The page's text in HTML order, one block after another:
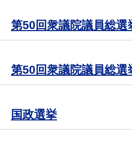
第50回衆議院議員総選
第50回衆議院議員総選
国政選挙